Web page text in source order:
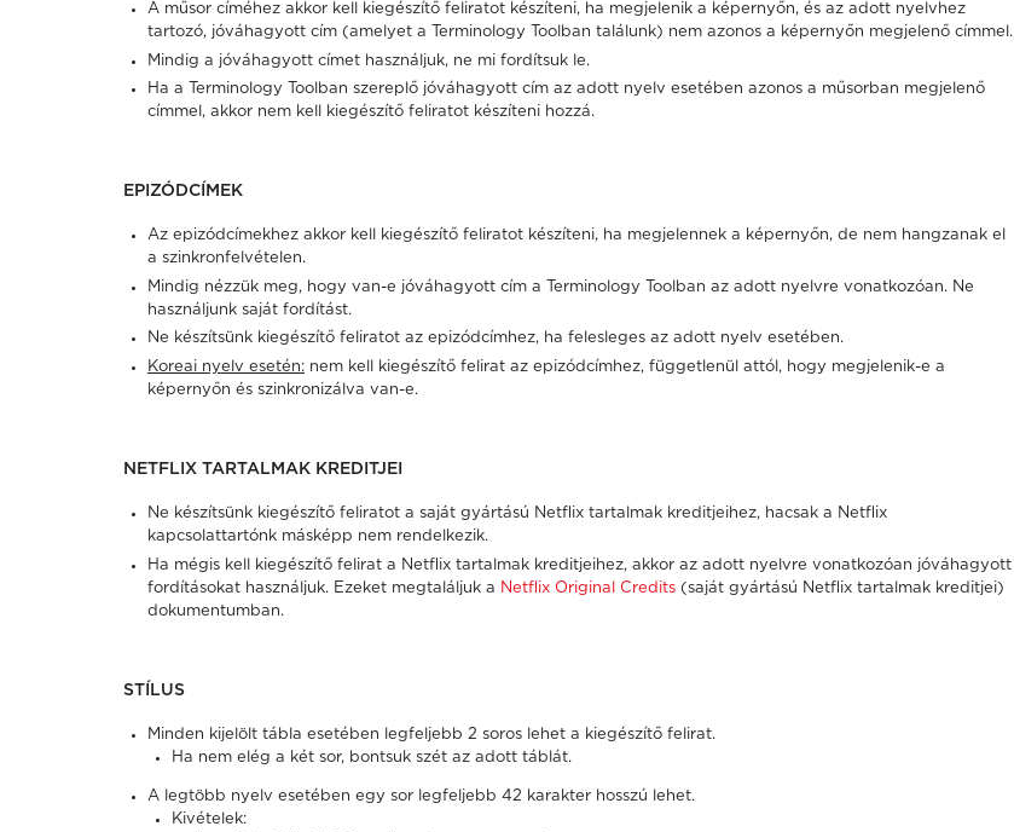
A műsor címéhez akkor kell kiegészítő feliratot készíteni, ha megjelenik a képernyőn, és az adott nyelvhez
tartozó, jóváhagyott cím (amelyet a Terminology Toolban találunk) nem azonos a képernyőn megjelenő címmel.
Mindig a jóváhagyott címet használjuk, ne mi fordítsuk le.
Ha a Terminology Toolban szereplő jóváhagyott cím az adott nyelv esetében azonos a műsorban megjelenő
címmel, akkor nem kell kiegészítő feliratot készíteni hozzá.
EPIZÓDCÍMEK
Az epizódcímekhez akkor kell kiegészítő feliratot készíteni, ha megjelennek a képernyőn, de nem hangzanak el
a szinkronfelvételen.
Mindig nézzük meg, hogy van-e jóváhagyott cím a Terminology Toolban az adott nyelvre vonatkozóan. Ne
használjunk saját fordítást.
Ne készítsünk kiegészítő feliratot az epizódcímhez, ha felesleges az adott nyelv esetében.
Koreai nyelv esetén: nem kell kiegészítő felirat az epizódcímhez, függetlenül attól, hogy megjelenik-e a
képernyőn és szinkronizálva van-e.
NETFLIX TARTALMAK KREDITJEI
Ne készítsünk kiegészítő feliratot a saját gyártású Netflix tartalmak kreditjeihez, hacsak a Netflix
kapcsolattartónk másképp nem rendelkezik.
Ha mégis kell kiegészítő felirat a Netflix tartalmak kreditjeihez, akkor az adott nyelvre vonatkozóan jóváhagyott
fordításokat használjuk. Ezeket megtaláljuk a Netflix Original Credits (saját gyártású Netflix tartalmak kreditjei)
dokumentumban.
STÍLUS
Minden kijelölt tábla esetében legfeljebb 2 soros lehet a kiegészítő felirat.
Ha nem elég a két sor, bontsuk szét az adott táblát.
A legtöbb nyelv esetében egy sor legfeljebb 42 karakter hosszú lehet.
Kivételek: